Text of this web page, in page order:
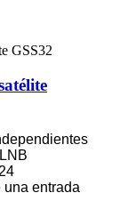
entrada